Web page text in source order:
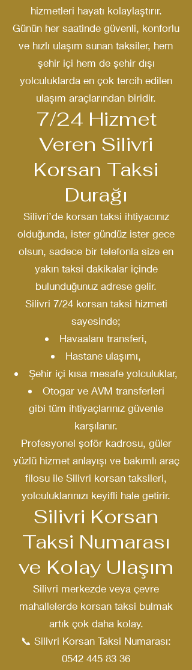
hizmetleri hayatı kolaylaştırır.
Günün her saatinde güvenli, konforlu
ve hızlı ulaşım sunan taksiler, hem
şehir içi hem de şehir dışı
yolculuklarda en çok tercih edilen
ulaşım araçlarından biridir.
7/24 Hizmet
Veren Silivri
Korsan Taksi
Durağı
Silivri’de korsan taksi ihtiyacınız
olduğunda, ister gündüz ister gece
olsun, sadece bir telefonla size en
yakın taksi dakikalar içinde
bulunduğunuz adrese gelir.
Silivri 7/24 korsan taksi hizmeti
sayesinde;
Havaalanı transferi,
Hastane ulaşımı,
Şehir içi kısa mesafe yolculuklar,
Otogar ve AVM transferleri
gibi tüm ihtiyaçlarınız güvenle
karşılanır.
Profesyonel şoför kadrosu, güler
yüzlü hizmet anlayışı ve bakımlı araç
filosu ile Silivri korsan taksileri,
yolculuklarınızı keyifli hale getirir.
Silivri Korsan
Taksi Numarası
ve Kolay Ulaşım
Silivri merkezde veya çevre
mahallelerde korsan taksi bulmak
artık çok daha kolay.
📞 Silivri Korsan Taksi Numarası:
0542 445 83 36